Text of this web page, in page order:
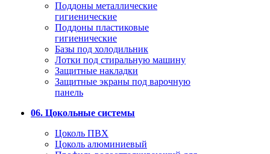
Поддоны металлические
гигиенические
Поддоны пластиковые
гигиенические
Базы под холодильник
Лотки под стиральную машину
Защитные накладки
Защитные экраны под варочную
панель
06. Цокольные системы
Цоколь ПВХ
Цоколь алюминиевый